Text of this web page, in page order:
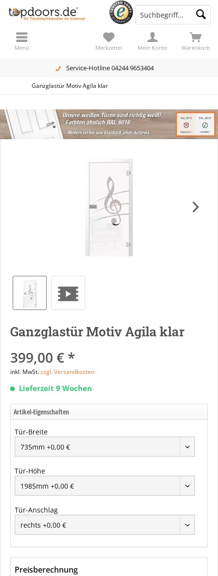
Service-Hotline 04244 9653404
Warenkorb
Merkzettel Mein Konto
Menü
Ganzglastür Motiv Agila klar
Ganzglastür Motiv Agila klar
399,00 € *
inkl. MwSt.zzgl. Versandkosten
Lieferzeit 9 Wochen
Artikel-Eigenschaften
Tür-Breite
Tür-Höhe
Tür-Anschlag
Preisberechnung